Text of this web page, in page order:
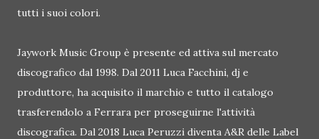
tutti i suoi colori.
Jaywork Music Group è presente ed attiva sul mercato
discografico dal 1998. Dal 2011 Luca Facchini, dj e
produttore, ha acquisito il marchio e tutto il catalogo
trasferendolo a Ferrara per proseguirne l'attività
discografica. Dal 2018 Luca Peruzzi diventa A&R delle Label